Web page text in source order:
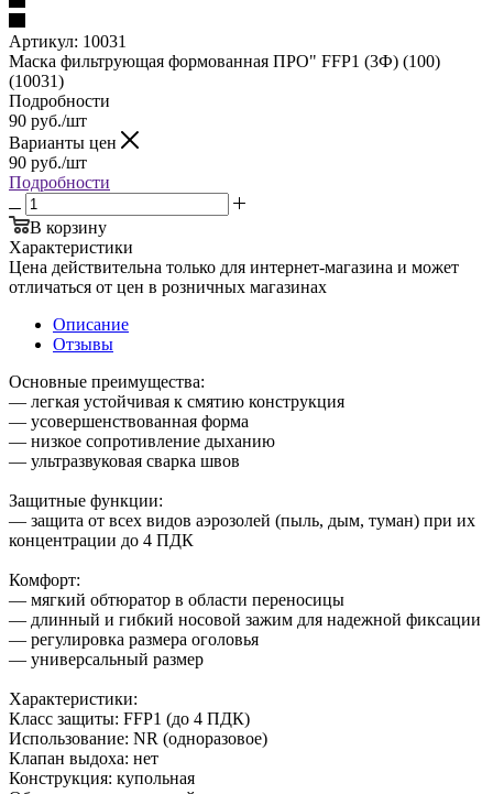
Артикул: 10031
Маска фильтрующая формованная ПРО" FFP1 (3Ф) (100)
(10031)
Подробности
90 руб./шт
Варианты цен
90 руб./шт
Подробности
В корзину
Характеристики
Цена действительна только для интернет-магазина и может
отличаться от цен в розничных магазинах
Описание
Отзывы
Основные преимущества:
— легкая устойчивая к смятию конструкция
— усовершенствованная форма
— низкое сопротивление дыханию
— ультразвуковая сварка швов
Защитные функции:
— защита от всех видов аэрозолей (пыль, дым, туман) при их
концентрации до 4 ПДК
Комфорт:
— мягкий обтюратор в области переносицы
— длинный и гибкий носовой зажим для надежной фиксации
— регулировка размера оголовья
— универсальный размер
Характеристики:
Класс защиты: FFP1 (до 4 ПДК)
Использование: NR (одноразовое)
Клапан выдоха: нет
Конструкция: купольная